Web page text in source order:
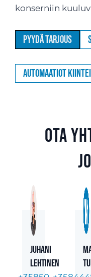
konserniin
Pyydä tarjous
Automaatiot
Ota
Juhani
Lehtinen